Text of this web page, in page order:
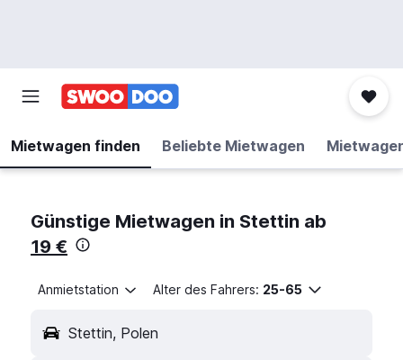
Mietwagen finden Beliebte Mietwagen
Günstige Mietwagen in Stettin ab
19 €
Anmietstation Alter des Fahrers: 25-65
Stettin, Polen